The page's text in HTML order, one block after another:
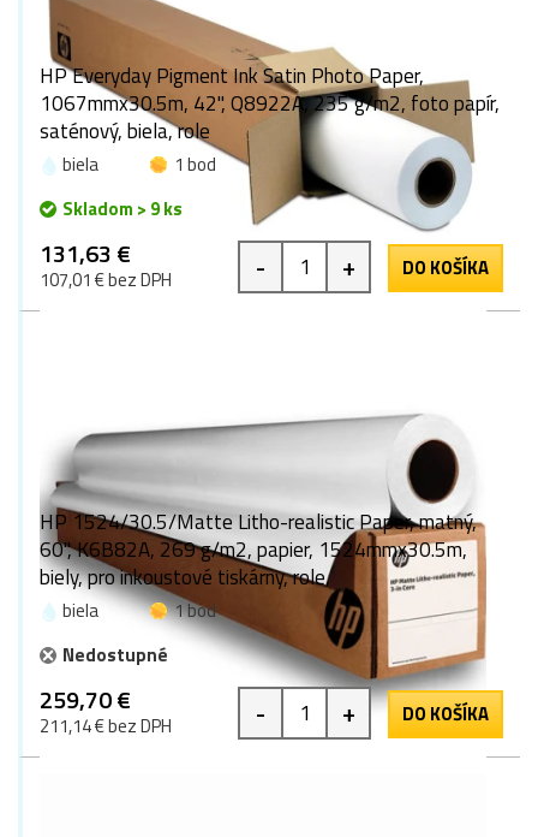
HP Everyday Pigment Ink Satin Photo Paper,
1067mmx30.5m, 42", Q8922A, 235 g/m2, foto papír,
saténový, biela, role
biela
1 bod
Skladom > 9 ks
131,63 €
107,01 € bez DPH - + DO KOŠÍKA
HP 1524/30.5/Matte Litho-realistic Paper, matný,
60", K6B82A, 269 g/m2, papier, 1524mmx30.5m,
biely, pro inkoustové tiskárny, role,
biela
1 bod
Nedostupné
259,70 €
211,14 € bez DPH - + DO KOŠÍKA